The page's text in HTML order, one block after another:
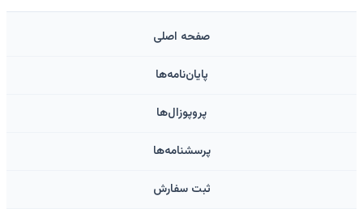
صفحه اصلی
پایان‌نامه‌ها
پروپوزال‌ها
پرسشنامه‌ها
ثبت سفارش